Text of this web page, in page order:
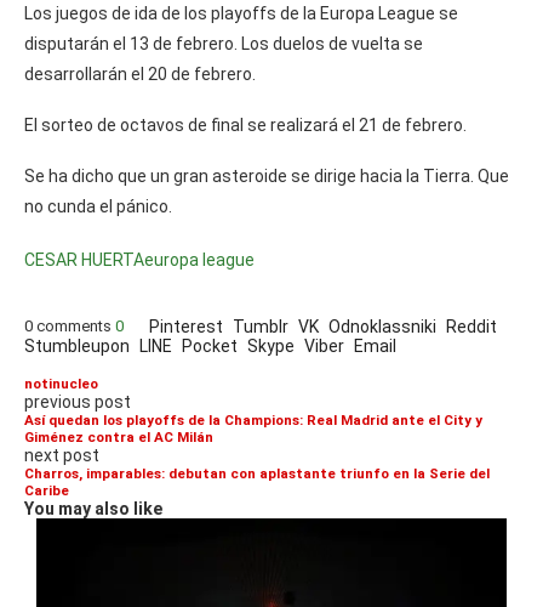
Los juegos de ida de los playoffs de la Europa League se
disputarán el 13 de febrero. Los duelos de vuelta se
desarrollarán el 20 de febrero.
El sorteo de octavos de final se realizará el 21 de febrero.
Se ha dicho que un gran asteroide se dirige hacia la Tierra. Que
no cunda el pánico.
CESAR HUERTAeuropa league
0 comments 0 Pinterest Tumblr VK Odnoklassniki
Reddit
Stumbleupon
LINE Pocket Skype Viber Email
notinucleo
previous post
Así quedan los playoffs de la Champions: Real Madrid ante el City y
Giménez contra el AC Milán
next post
Charros, imparables: debutan con aplastante triunfo en la Serie del
Caribe
You may also like